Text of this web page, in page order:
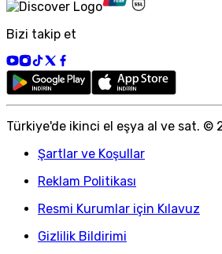
Bizi takip et
Türkiye'de ikinci el eşya al ve sat. ©
Şartlar ve Koşullar
Reklam Politikası
Resmi Kurumlar için Kılavuz
Gizlilik Bildirimi